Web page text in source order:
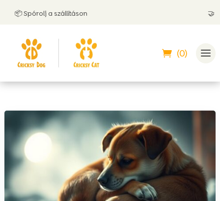
📦 Spórolj a szállításon 🤝
(0)